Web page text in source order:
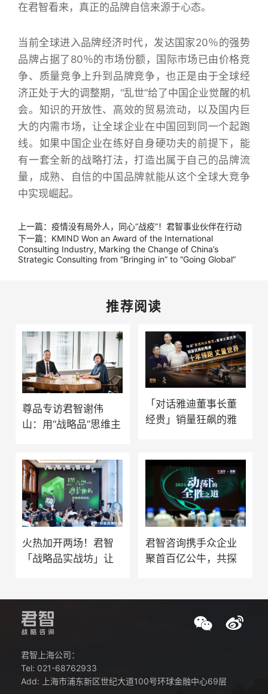
在君智看来，真正的品牌自信来源于心态。
当前全球进入品牌经济时代，发达国家20％的强势
品牌占据了80％的市场份额，国际市场已由价格竞
争、质量竞争上升到品牌竞争，也正是由于全球经
济正处于大的调整期，“乱世”给了中国企业觉醒的机
会。知识的开放性、高效的贸易流动，以及国内巨
大的内需市场，让全球企业在中国回到同一个起跑
线。如果中国企业在练好自身硬功夫的前提下，能
有一套全新的战略打法，打造出属于自己的品牌流
量，成熟、自信的中国品牌就能从这个全球大竞争
中实现崛起。
上一篇：疫情没有局外人，同心“战疫”！君智事业伙伴在行动
下一篇：KMIND Won an Award of the International
Consulting Industry, Marking the Change of China’s
Strategic Consulting from “Bringing in” to “Going Global”
推荐阅读
尊品专访君智谢伟
山：用“战略品”思维主
「对话雅迪董事长董
经贵」销量狂飙的雅
火热加开两场！君智
「战略品实战坊」让
君智咨询携手众企业
聚首百亿公牛，共探
君智上海公司：
Tel: 021-68762933
Add: 上海市浦东新区世纪大道100号环球金融中心69层